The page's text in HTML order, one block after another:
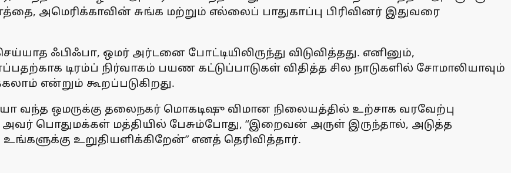
அமெரிக்காவின் சுங்க மற்றும் எல்லைப் பாதுகாப்பு பிரிவினர் இதுவரை
ஃபிஃபா, ஒமர் அர்டனை போட்டியிலிருந்து விடுவித்தது. எனினும்,
டிரம்ப் நிர்வாகம் பயண கட்டுப்பாடுகள் விதித்த சில நாடுகளில் சோமாலியாவும்
என்றும் கூறப்படுகிறது.
வந்த ஒமருக்கு தலைநகர் மொகடிஷு விமான நிலையத்தில் உற்சாக வரவேற்பு
பொதுமக்கள் மத்தியில் பேசும்போது, “இறைவன் அருள் இருந்தால், அடுத்த
உறுதியளிக்கிறேன்” எனத் தெரிவித்தார்.